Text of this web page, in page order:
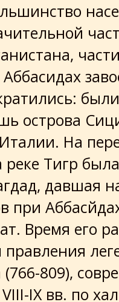
были
острова
На
реке Тигр
давшая
при
Время его
809),
IX вв. по